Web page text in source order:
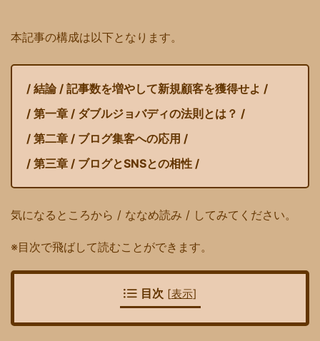
本記事の構成は以下となります。
/ 結論 / 記事数を増やして新規顧客を獲得せよ /
/ 第一章 / ダブルジョバディの法則とは？ /
/ 第二章 / ブログ集客への応用 /
/ 第三章 / ブログとSNSとの相性 /
気になるところから / ななめ読み / してみてください。
※目次で飛ばして読むことができます。
目次 [表示]